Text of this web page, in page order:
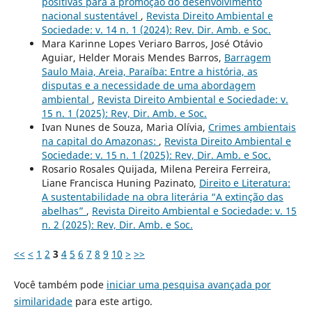
nacional sustentável , Revista Direito Ambiental e
Sociedade: v. 14 n. 1 (2024): Rev. Dir. Amb. e Soc.
Mara Karinne Lopes Veriaro Barros, José Otávio
Aguiar, Helder Morais Mendes Barros, Barragem
Saulo Maia, Areia, Paraíba: Entre a história, as
disputas e a necessidade de uma abordagem
ambiental , Revista Direito Ambiental e Sociedade: v.
15 n. 1 (2025): Rev, Dir. Amb. e Soc.
Ivan Nunes de Souza, Maria Olívia, Crimes ambientais
na capital do Amazonas: , Revista Direito Ambiental e
Sociedade: v. 15 n. 1 (2025): Rev, Dir. Amb. e Soc.
Rosario Rosales Quijada, Milena Pereira Ferreira,
Liane Francisca Huning Pazinato, Direito e Literatura:
A sustentabilidade na obra literária “A extinção das
abelhas” , Revista Direito Ambiental e Sociedade: v. 15
n. 2 (2025): Rev, Dir. Amb. e Soc.
<< < 1 2 3 4 5 6 7 8 9 10 > >>
Você também pode iniciar uma pesquisa avançada por
similaridadepara este artigo.